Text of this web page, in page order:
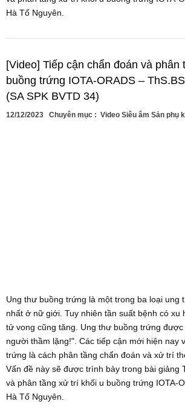
Hà Tố Nguyên.
[Video] Tiếp cận chẩn đoán và phân
buồng trứng IOTA-ORADS –
(SA SPK BVTD 34)
12/12/2023 Chuyên mục : Video Siêu âm Sản phụ
Ung thư buồng trứng là một trong ba loại ung
nhất ở nữ giới. Tuy nhiên tần suất bệnh có xu
tử vong cũng tăng. Ung thư buồng trứng được
người thầm lặng!". Các tiếp cận mới hiện nay
trứng là cách phân tầng chẩn đoán và xử trí
Vấn đề này sẽ được trình bày trong bài giảng
và phân tầng xử trí khối u buồng trứng IOTA-
Hà Tố Nguyên.